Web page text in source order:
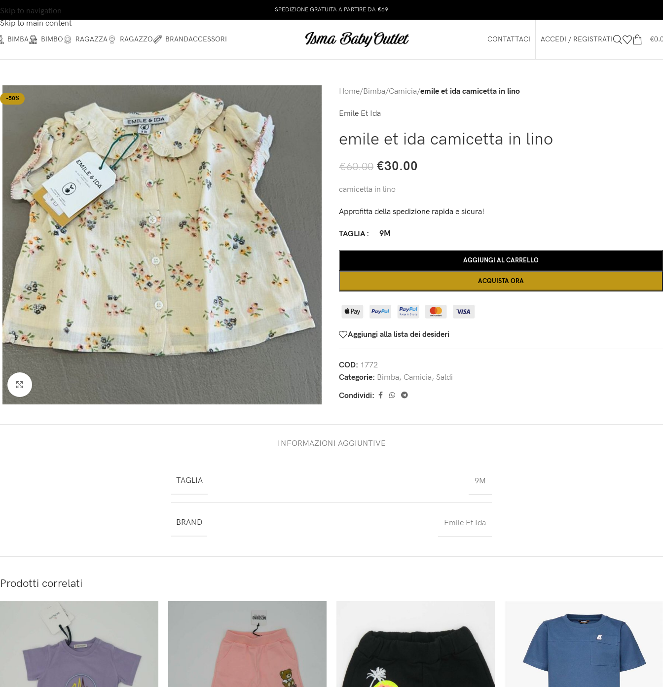
Skip to navigation
Skip to main content
SPEDIZIONE GRATUITA A PARTIRE DA €69
BIMBA BIMBO RAGAZZA RAGAZZO BRANDACCESSORI CONTATTACI ACCEDI / REGISTRATI €
-50%
Home/Bimba/Camicia/emile et ida camicetta in lino
Emile Et Ida
emile et ida camicetta in lino
€60.00 €30.00
camicetta in lino
Approfitta della spedizione rapida e sicura!
TAGLIA 9M
AGGIUNGI AL CARRELLO
ACQUISTA ORA
Aggiungi alla lista dei desideri
COD: 1772
Categorie: Bimba, Camicia, Saldi
Condividi:
INFORMAZIONI AGGIUNTIVE
TAGLIA 9M
BRAND Emile Et Ida
Prodotti correlati